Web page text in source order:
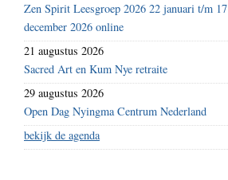
Maex
ommekeer
Zen Spirit Leesgroep 2026 22 januari t/m 17
december 2026 online
21 augustus 2026
Sacred Art en Kum Nye retraite
29 augustus 2026
Open Dag Nyingma Centrum Nederland
bekijk de agenda